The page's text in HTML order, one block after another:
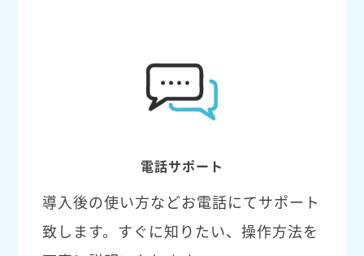
電話サポート
導入後の使い方などお電話にてサポート
致します。すぐに知りたい、操作方法を